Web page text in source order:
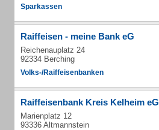
Sparkassen
Raiffeisen - meine Bank eG
Reichenauplatz 24
92334 Berching
Volks-/Raiffeisenbanken
Raiffeisenbank Kreis Kelheim eG
Marienplatz 12
93336 Altmannstein